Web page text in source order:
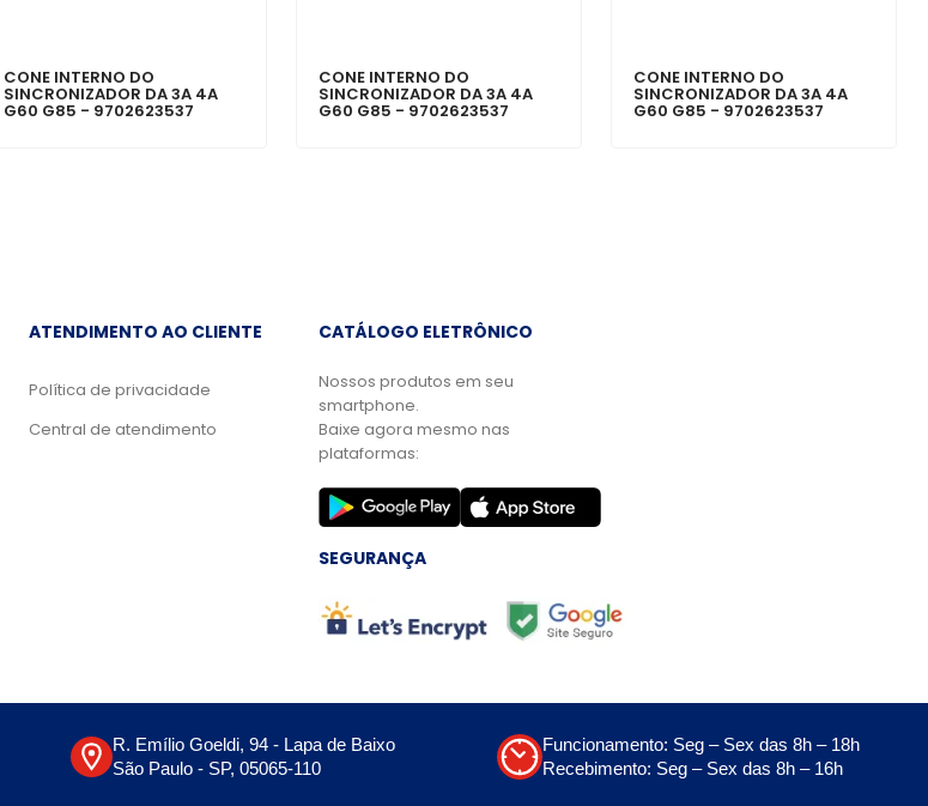
CONE INTERNO DO
SINCRONIZADOR DA 3A 4A
G60 G85 - 9702623537
CONE INTERNO DO
SINCRONIZADOR DA 3A 4A
G60 G85 - 9702623537
CONE INTERNO DO
SINCRONIZADOR DA 3A 4A
G60 G85 - 9702623537
ATENDIMENTO AO CLIENTE
Política de privacidade
Central de atendimento
CATÁLOGO ELETRÔNICO
Nossos produtos em seu
smartphone.
Baixe agora mesmo nas
plataformas:
SEGURANÇA
R. Emílio Goeldi, 94 - Lapa de Baixo
São Paulo - SP, 05065-110
Funcionamento: Seg – Sex das 8h – 18h
Recebimento: Seg – Sex das 8h – 16h